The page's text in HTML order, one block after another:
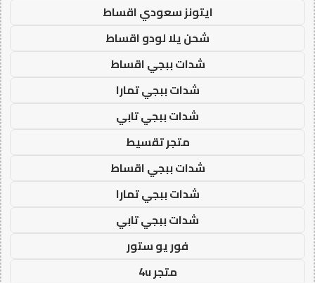
ايتونز سعودي اقساط
شحن يلا لودو اقساط
شدات ببجي اقساط
شدات ببجي تمارا
شدات ببجي تابي
متجر تقسيط
شدات ببجي اقساط
شدات ببجي تمارا
شدات ببجي تابي
فور يو ستور
متجر 4u